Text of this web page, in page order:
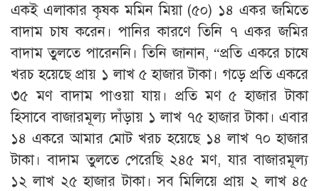
একই এলাকার কৃষক মমিন মিয়া (৫০) ১৪ একর জমিতে
বাদাম চাষ করেন। পানির কারণে তিনি ৭ একর জমির
বাদাম তুলতে পারেননি। তিনি জানান, “প্রতি একরে চাষে
খরচ হয়েছে প্রায় ১ লাখ ৫ হাজার টাকা। গড়ে প্রতি একরে
৩৫ মণ বাদাম পাওয়া যায়। প্রতি মণ ৫ হাজার টাকা
হিসাবে বাজারমূল্য দাঁড়ায় ১ লাখ ৭৫ হাজার টাকা। এবার
১৪ একরে আমার মোট খরচ হয়েছে ১৪ লাখ ৭০ হাজার
টাকা। বাদাম তুলতে পেরেছি ২৪৫ মণ, যার বাজারমূল্য
১২ লাখ ২৫ হাজার টাকা। সব মিলিয়ে প্রায় ২ লাখ ৪৫